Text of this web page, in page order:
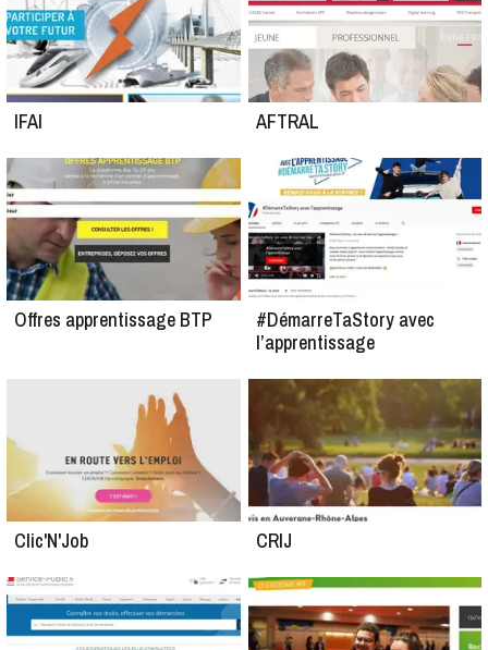
IFAI AFTRAL
Offres apprentissage BTP
#DémarreTaStory avec
l’apprentissage
Clic'N'Job CRIJ